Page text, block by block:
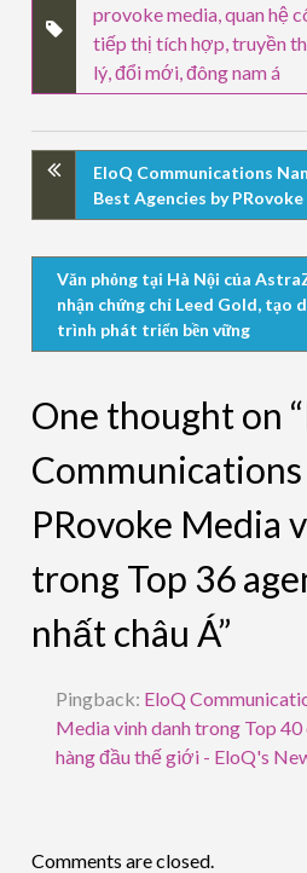
provoke media ,quan hệ
tiếp thị tích hợp ,truyền
lý ,đổi mới ,đông nam á
EloQ Communications
Best Agencies by
Văn phỏng tại Hà Nội của
nhận chứng chỉ Leed Gold, tạo
trình phát triển bền vững
One thought on
PRovoke Media
trong Top 36
nhất châu Á”
Pingback: EloQ
Media vinh danh trong Top
hàng đầu thế giới - EloQ's
Comments are closed.